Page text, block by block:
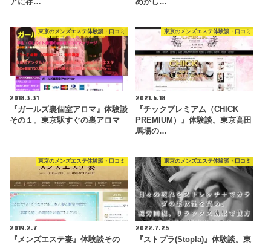
アに存… めかし…
東京のメンズエステ体験談・口コミ
2018.3.31
『ガールズ裏個室アロマ』体験談
その１。東京駅すぐの裏アロマ
東京のメンズエステ体験談・口コミ
2021.6.18
『チックプレミアム（CHICK
PREMIUM）』体験談。東京高田
馬場の…
東京のメンズエステ体験談・口コミ
2019.2.7
『メンズエステ妻』体験談その
東京のメンズエステ体験談・口コミ
2022.7.25
『ストプラ(Stopla)』体験談。東